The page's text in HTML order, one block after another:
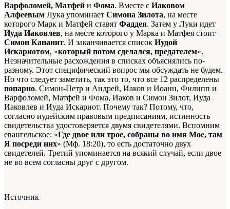
Варфоломей, Матфей и Фома. Вместе с Иаковом
Алфеевым Лука упоминает Симона Зилота, на месте
которого Марк и Матфей ставят Фаддея. Затем у Луки идет
Иуда Иаковлев, на месте которого у Марка и Матфея стоит
Симон Кананит. И заканчивается список Иудой
Искариотом, «который потом сделался, предателем».
Незначительные расхождения в списках объяснялись по-
разному. Этот специфический вопрос мы обсуждать не будем.
Но что следует заметить, так это то, что все 12 распределены
попарно. Симон-Петр и Андрей, Иаков и Иоанн, Филипп и
Варфоломей, Матфей и Фома, Иаков и Симон Зилот, Иуда
Иаковлев и Иуда Искариот. Почему так? Потому, что,
согласно иудейским правовым предписаниям, истинность
свидетельства удостоверяется двумя свидетелями. Вспомним
евангельское: «Где двое или трое, собраны во имя Мое, там
Я посреди них» (Мф. 18:20), то есть достаточно двух
свидетелей. Третий упоминается на всякий случай, если двое
не во всем согласны друг с другом.
Источник